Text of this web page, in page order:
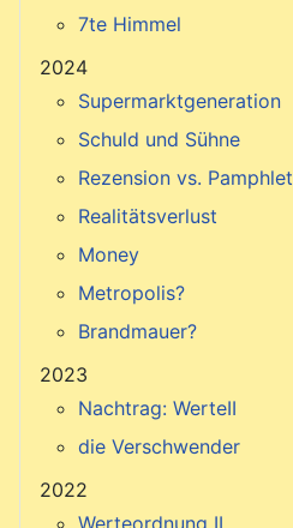
7te Himmel
2024
Supermarktgeneration
Schuld und Sühne
Rezension vs. Pamphlet
Realitätsverlust
Money
Metropolis?
Brandmauer?
2023
Nachtrag: WerteII
die Verschwender
2022